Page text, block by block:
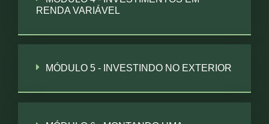
RENDA VARIÁVEL
MÓDULO 5 - INVESTINDO NO EXTERIOR